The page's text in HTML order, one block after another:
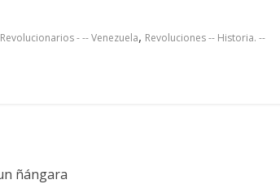
Revolucionarios - -- Venezuela, Revoluciones -- Historia. --
ñángara